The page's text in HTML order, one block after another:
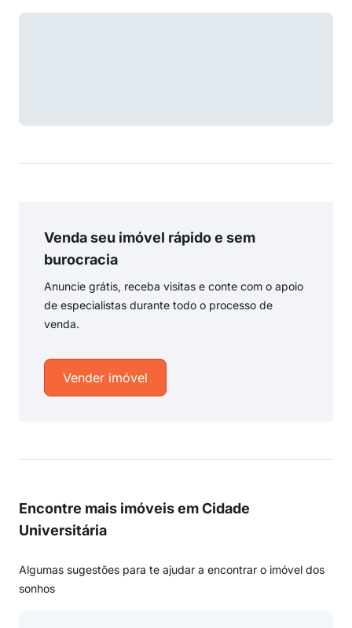
Venda seu imóvel rápido e sem
burocracia
Anuncie grátis, receba visitas e conte com o apoio
de especialistas durante todo o processo de
venda.
Vender imóvel
Encontre mais imóveis em Cidade
Universitária
Algumas sugestões para te ajudar a encontrar o imóvel dos
sonhos